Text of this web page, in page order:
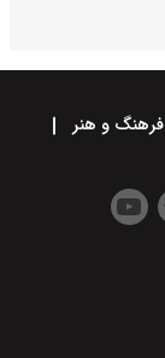
فرهنگ و هنر